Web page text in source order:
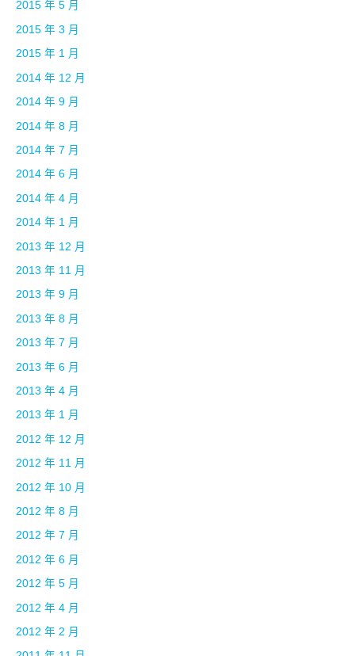
2015 年 5 月
2015 年 3 月
2015 年 1 月
2014 年 12 月
2014 年 9 月
2014 年 8 月
2014 年 7 月
2014 年 6 月
2014 年 4 月
2014 年 1 月
2013 年 12 月
2013 年 11 月
2013 年 9 月
2013 年 8 月
2013 年 7 月
2013 年 6 月
2013 年 4 月
2013 年 1 月
2012 年 12 月
2012 年 11 月
2012 年 10 月
2012 年 8 月
2012 年 7 月
2012 年 6 月
2012 年 5 月
2012 年 4 月
2012 年 2 月